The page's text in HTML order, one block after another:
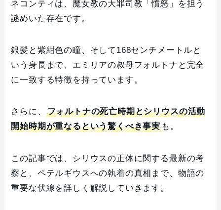
ネコンティは、魔女教の大罪司教「憤怒」を担う
謎めいた存在です。
銀髪と紫紺色の瞳、そして168センチメートルと
いう身長まで、エミリアの叔母フォルトナと完全
に一致する特徴を持っています。
さらに、
フォルトナの死亡時期とシリウスの活動
開始時期が重なるという驚くべき事実 も。
この記事では、シリウスの正体に関する最新の考
察と、ペテルギウスへの執着の真相まで、物語の
重要な伏線を詳しく解説していきます。